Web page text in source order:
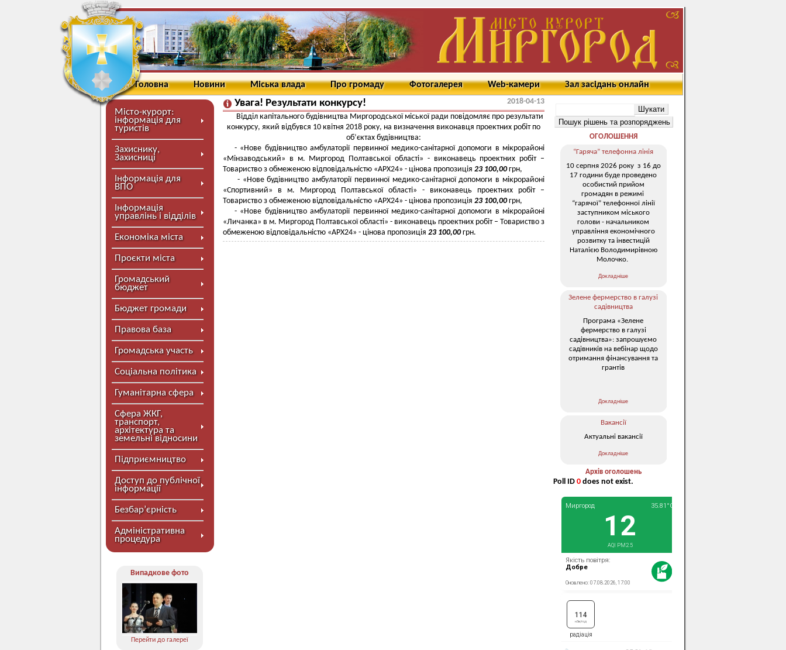
Головна Новини Міська влада Про громаду Фотогалерея Web-камери Зал засідань онлайн
Місто-курорт:
інформація для
туристів
Захиснику,
Захисниці
Інформація для
ВПО
Інформація
управлінь і відділів
Економіка міста
Проєкти міста
Громадський
бюджет
Бюджет громади
Правова база
Громадська участь
Соціальна політика
Гуманітарна сфера
Сфера ЖКГ,
транспорт,
архітектура та
земельні відносини
Підприємництво
Доступ до публічної
інформації
Безбар’єрність
Адміністративна
процедура
Випадкове фото
Перейти до галереї
Увага! Результати конкурсу!
2018-04-13
Відділ капітального будівництва Миргородської міської ради повідомляє про результати
конкурсу, який відбувся 10 квітня 2018 року, на визначення виконавця проектних робіт по
об’єктах будівництва:
- «Нове будівництво амбулаторії первинної медико-санітарної допомоги в мікрорайоні
«Мінзаводський» в м. Миргород Полтавської області» - виконавець проектних робіт –
Товариство з обмеженою відповідальністю «АРХ24» - цінова пропозиція 23 100,00грн,
- «Нове будівництво амбулаторії первинної медико-санітарної допомоги в мікрорайоні
«Спортивний» в м. Миргород Полтавської області» - виконавець проектних робіт –
Товариство з обмеженою відповідальністю «АРХ24» - цінова пропозиція 23 100,00грн,
- «Нове будівництво амбулаторії первинної медико-санітарної допомоги в мікрорайоні
«Личанка» в м. Миргород Полтавської області» - виконавець проектних робіт – Товариство з
обмеженою відповідальністю «АРХ24» - цінова пропозиція 23 100,00грн.
ОГОЛОШЕННЯ
“Гаряча” телефонна лінія
10 серпня 2026 року з 16 до
17 години буде проведено
особистий прийом
громадян в режимі
“гарячої” телефонної лінії
заступником міського
голови - начальником
управління економічного
розвитку та інвестицій
Наталією Володимирівною
Молочко.
Докладніше
Зелене фермерство в галузі
садівництва
Програма «Зелене
фермерство в галузі
садівництва»: запрошуємо
садівників на вебінар щодо
отримання фінансування та
грантів
Докладніше
Вакансії
Актуальні вакансії
Докладніше
Архів оголошень
Poll ID 0 does not exist.